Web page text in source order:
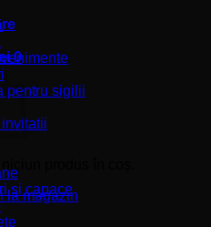
0
produs în coș.
la magazin
pentru sigilii
si capace